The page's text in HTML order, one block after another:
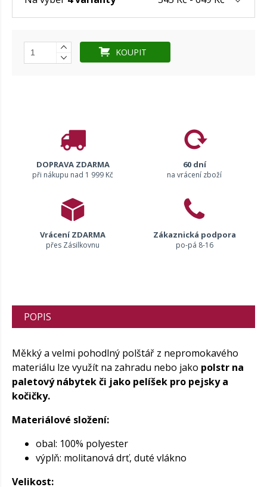
KOUPIT
DOPRAVA ZDARMA
při nákupu nad 1 999 Kč
60 dní
na vrácení zboží
Vrácení ZDARMA
přes Zásilkovnu
Zákaznická podpora
po-pá 8-16
POPIS
Měkký a velmi pohodlný polštář z nepromokavého
materiálu lze využít na zahradu nebo jako polstr na
paletový nábytek či jako pelíšek pro pejsky a
kočičky.
Materiálové složení:
obal: 100% polyester
výplň: molitanová drť, duté vlákno
Velikost: